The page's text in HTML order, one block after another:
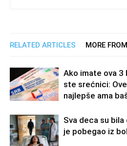
RELATED ARTICLES MORE
Ako imate ova 3
ste srećnici:
najlepše ama
Sva deca su
je pobegao iz